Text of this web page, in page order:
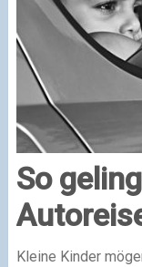
So
Kleine Kinder